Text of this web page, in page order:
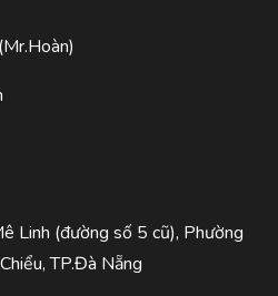
(Mr.Hoàn)
Linh (đường số 5 cũ), Phường
TP.Đà Nẵng